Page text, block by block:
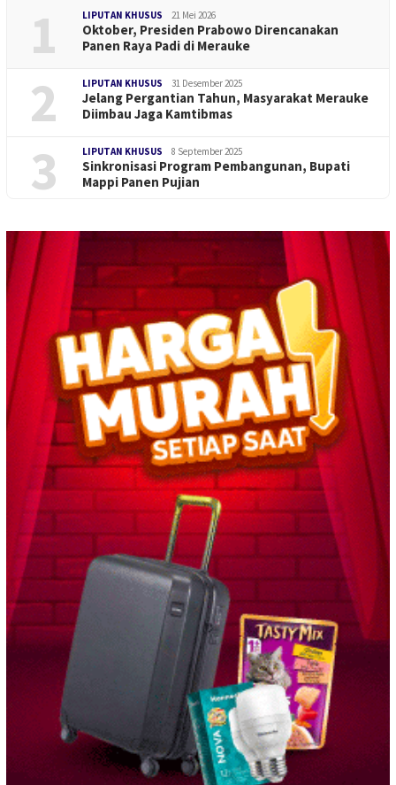
1 LIPUTAN KHUSUS 21 Mei 2026
Oktober, Presiden Prabowo Direncanakan
Panen Raya Padi di Merauke
2 LIPUTAN KHUSUS 31 Desember 2025
Jelang Pergantian Tahun, Masyarakat Merauke
Diimbau Jaga Kamtibmas
3 LIPUTAN KHUSUS 8 September 2025
Sinkronisasi Program Pembangunan, Bupati
Mappi Panen Pujian